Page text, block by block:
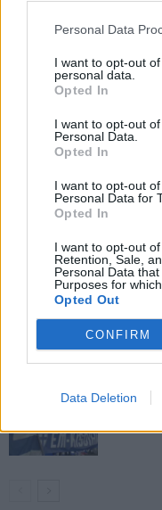
Personal Data
I want to opt-out
personal data.
Opted In
I want to opt-out
Personal Data.
Opted In
I want to opt-out
Personal Data for
Opted In
I want to opt-out
Retention, Sale,
Personal Data
Purposes for
Opted Out
CONFIRM
Data Deletion
Suomesta
jalkapalloyhteiskunta?
Urheilugaalassa!
LIITTYVÄT ARTIKKELIT
analyysi
Suomi-
näin